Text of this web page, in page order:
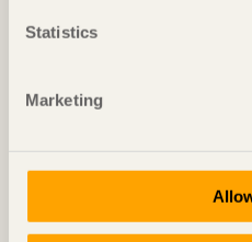
Statistics
Marketing
goda akustiken.